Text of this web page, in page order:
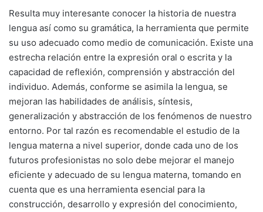
Resulta muy interesante conocer la historia de nuestra
lengua así como su gramática, la herramienta que permite
su uso adecuado como medio de comunicación. Existe una
estrecha relación entre la expresión oral o escrita y la
capacidad de reflexión, comprensión y abstracción del
individuo. Además, conforme se asimila la lengua, se
mejoran las habilidades de análisis, síntesis,
generalización y abstracción de los fenómenos de nuestro
entorno. Por tal razón es recomendable el estudio de la
lengua materna a nivel superior, donde cada uno de los
futuros profesionistas no solo debe mejorar el manejo
eficiente y adecuado de su lengua materna, tomando en
cuenta que es una herramienta esencial para la
construcción, desarrollo y expresión del conocimiento,